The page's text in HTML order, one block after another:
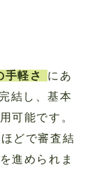
手軽さ
にあ
結し、基本
可能です。
どで審査結
進められま